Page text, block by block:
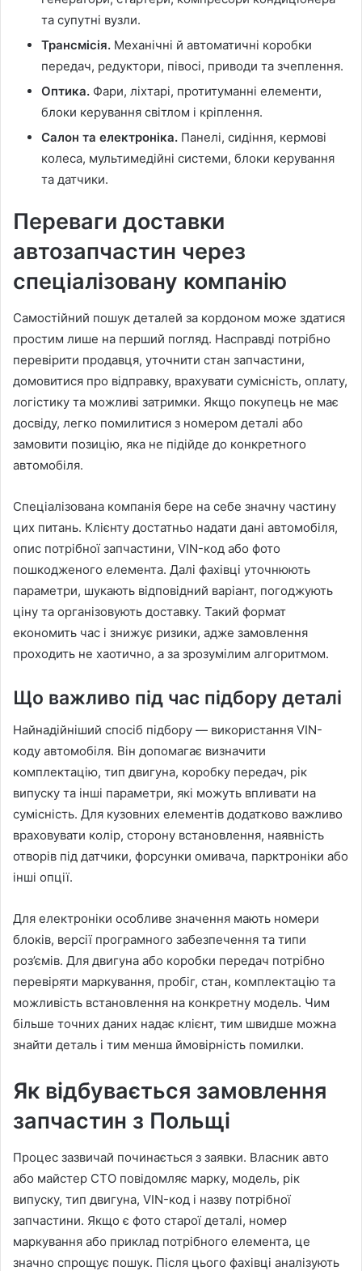
та супутні вузли.
Трансмісія. Механічні й автоматичні коробки
передач, редуктори, півосі, приводи та зчеплення.
Оптика. Фари, ліхтарі, протитуманні елементи,
блоки керування світлом і кріплення.
Салон та електроніка. Панелі, сидіння, кермові
колеса, мультимедійні системи, блоки керування
та датчики.
Переваги доставки
автозапчастин через
спеціалізовану компанію
Самостійний пошук деталей за кордоном може здатися
простим лише на перший погляд. Насправді потрібно
перевірити продавця, уточнити стан запчастини,
домовитися про відправку, врахувати сумісність, оплату,
логістику та можливі затримки. Якщо покупець не має
досвіду, легко помилитися з номером деталі або
замовити позицію, яка не підійде до конкретного
автомобіля.
Спеціалізована компанія бере на себе значну частину
цих питань. Клієнту достатньо надати дані автомобіля,
опис потрібної запчастини, VIN-код або фото
пошкодженого елемента. Далі фахівці уточнюють
параметри, шукають відповідний варіант, погоджують
ціну та організовують доставку. Такий формат
економить час і знижує ризики, адже замовлення
проходить не хаотично, а за зрозумілим алгоритмом.
Що важливо під час підбору деталі
Найнадійніший спосіб підбору — використання VIN-
коду автомобіля. Він допомагає визначити
комплектацію, тип двигуна, коробку передач, рік
випуску та інші параметри, які можуть впливати на
сумісність. Для кузовних елементів додатково важливо
враховувати колір, сторону встановлення, наявність
отворів під датчики, форсунки омивача, парктроніки або
інші опції.
Для електроніки особливе значення мають номери
блоків, версії програмного забезпечення та типи
роз’ємів. Для двигуна або коробки передач потрібно
перевіряти маркування, пробіг, стан, комплектацію та
можливість встановлення на конкретну модель. Чим
більше точних даних надає клієнт, тим швидше можна
знайти деталь і тим менша ймовірність помилки.
Як відбувається замовлення
запчастин з Польщі
Процес зазвичай починається з заявки. Власник авто
або майстер СТО повідомляє марку, модель, рік
випуску, тип двигуна, VIN-код і назву потрібної
запчастини. Якщо є фото старої деталі, номер
маркування або приклад потрібного елемента, це
значно спрощує пошук. Після цього фахівці аналізують